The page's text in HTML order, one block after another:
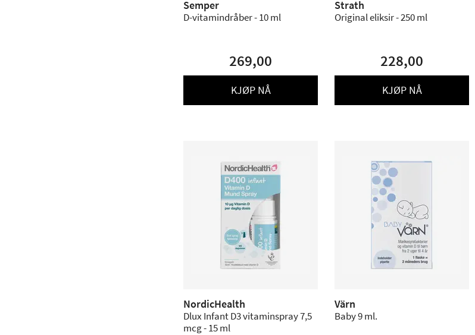
Semper
D-vitamindråber - 10 ml
269,00
KJØP NÅ
Strath
Original eliksir - 250 ml
228,00
KJØP NÅ
NordicHealth
Dlux Infant D3 vitaminspray 7,5
mcg - 15 ml
Värn
Baby 9 ml.